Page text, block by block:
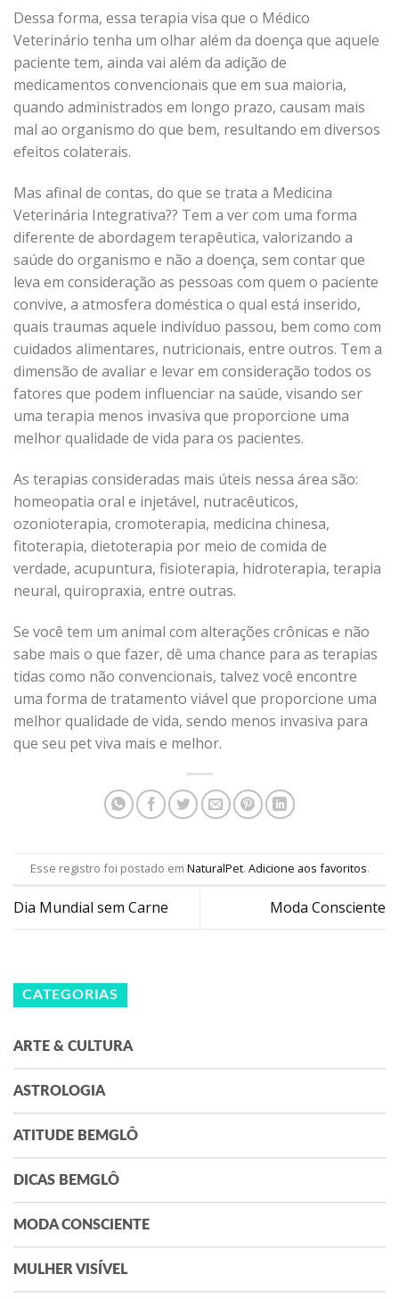
Dessa forma, essa terapia visa que o Médico
Veterinário tenha um olhar além da doença que aquele
paciente tem, ainda vai além da adição de
medicamentos convencionais que em sua maioria,
quando administrados em longo prazo, causam mais
mal ao organismo do que bem, resultando em diversos
efeitos colaterais.
Mas afinal de contas, do que se trata a Medicina
Veterinária Integrativa?? Tem a ver com uma forma
diferente de abordagem terapêutica, valorizando a
saúde do organismo e não a doença, sem contar que
leva em consideração as pessoas com quem o paciente
convive, a atmosfera doméstica o qual está inserido,
quais traumas aquele indivíduo passou, bem como com
cuidados alimentares, nutricionais, entre outros. Tem a
dimensão de avaliar e levar em consideração todos os
fatores que podem influenciar na saúde, visando ser
uma terapia menos invasiva que proporcione uma
melhor qualidade de vida para os pacientes.
As terapias consideradas mais úteis nessa área são:
homeopatia oral e injetável, nutracêuticos,
ozonioterapia, cromoterapia, medicina chinesa,
fitoterapia, dietoterapia por meio de comida de
verdade, acupuntura, fisioterapia, hidroterapia, terapia
neural, quiropraxia, entre outras.
Se você tem um animal com alterações crônicas e não
sabe mais o que fazer, dê uma chance para as terapias
tidas como não convencionais, talvez você encontre
uma forma de tratamento viável que proporcione uma
melhor qualidade de vida, sendo menos invasiva para
que seu pet viva mais e melhor.
Esse registro foi postado em NaturalPet. Adicione aos favoritos.
Dia Mundial sem Carne Moda Consciente
CATEGORIAS
ARTE & CULTURA
ASTROLOGIA
ATITUDE BEMGLÔ
DICAS BEMGLÔ
MODA CONSCIENTE
MULHER VISÍVEL